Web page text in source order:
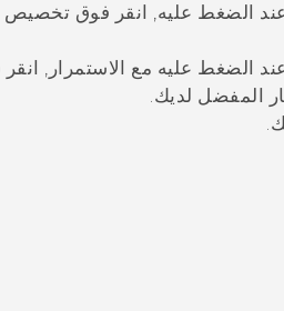
عند الضغط عليه, انقر فوق تخصيص
عند الضغط عليه مع الاستمرار,
المفضل لديك.